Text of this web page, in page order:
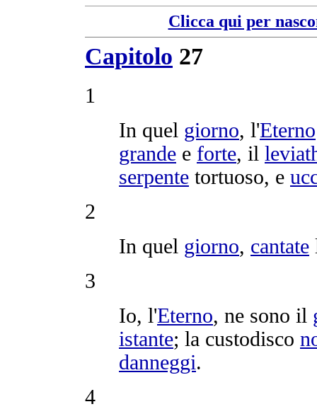
Clicca qui per
Capitolo 27
1
In quel giorno, l'Eterno
grande e forte, il
serpente tortuoso, e
2
In quel giorno, cantate
3
Io, l'Eterno, ne sono il
istante; la custodisco
danneggi.
4